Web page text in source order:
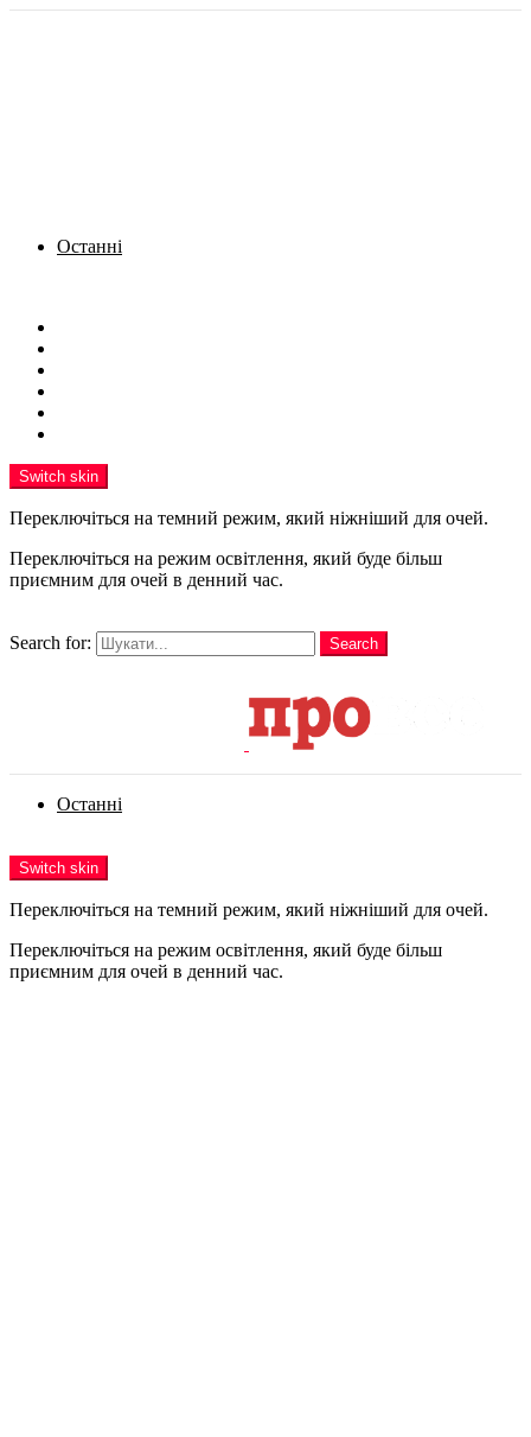
Останні
Switch skin
Переключіться на темний режим, який ніжніший для очей.
Переключіться на режим освітлення, який буде більш
приємним для очей в денний час.
Search for:
Search
Останні
Switch skin
Переключіться на темний режим, який ніжніший для очей.
Переключіться на режим освітлення, який буде більш
приємним для очей в денний час.